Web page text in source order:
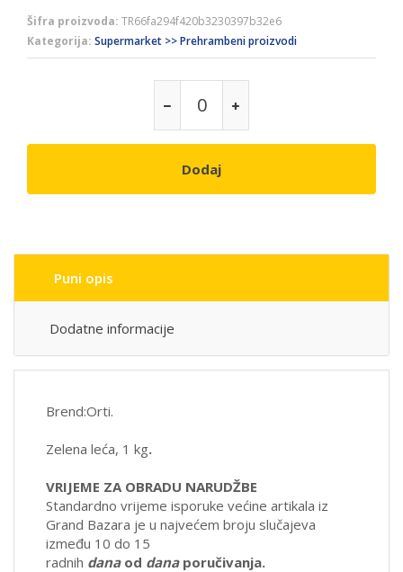
Šifra proizvoda: TR66fa294f420b3230397b32e6
Kategorija: Supermarket >> Prehrambeni proizvodi
Dodaj
Puni opis
Dodatne informacije
Brend:Orti.
Zelena leća, 1 kg.
VRIJEME ZA OBRADU NARUDŽBE
Standardno vrijeme isporuke većine artikala iz
Grand Bazara je u najvećem broju slučajeva
između 10 do 15
radnih danaod danaporučivanja.